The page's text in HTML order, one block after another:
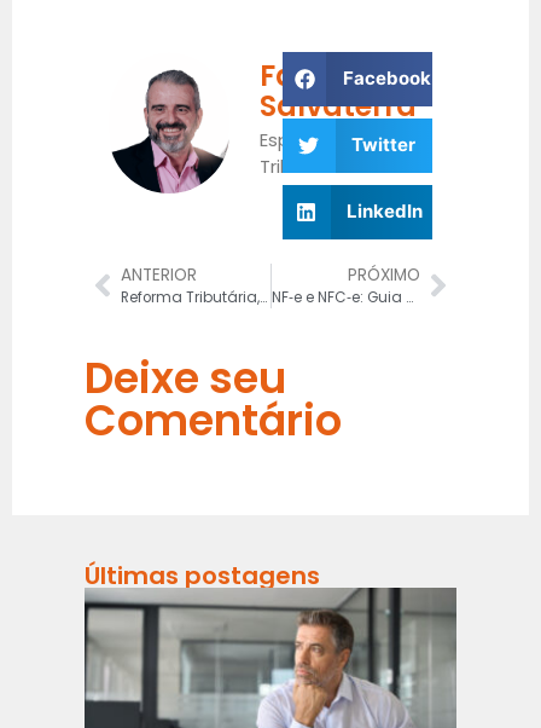
Últimas postagens
Fabrício
Salvaterra
Especialista
Tributário
Facebook
Twitter
LinkedIn
ANTERIOR
Reforma Tributária, Imposto e o Novo Impacto da CPRB: o que a decisão do STF muda na indústria brasileira
PRÓXIMO
NF‑e e NFC‑e: Guia completo para adaptar sua empresa à nova sistemática tributária
Deixe seu
Comentário